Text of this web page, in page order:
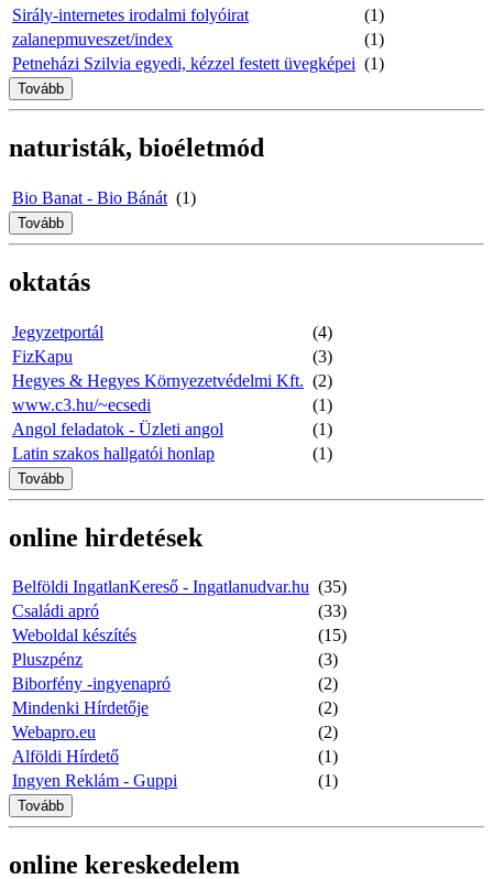
Sirály-internetes irodalmi folyóirat
(1)
zalanepmuveszet/index
(1)
Petneházi Szilvia egyedi, kézzel festett üvegképei (1)
Tovább
naturisták, bioéletmód
Bio Banat - Bio Bánát (1)
Tovább
oktatás
Jegyzetportál
(4)
FizKapu
(3)
Hegyes & Hegyes Környezetvédelmi Kft. (2)
www.c3.hu/~ecsedi
(1)
Angol feladatok - Üzleti angol
(1)
Latin szakos hallgatói honlap
(1)
Tovább
online hirdetések
Belföldi IngatlanKereső - Ingatlanudvar.hu (35)
Családi apró
(33)
Weboldal készítés
(15)
Pluszpénz
(3)
Biborfény -ingyenapró
(2)
Mindenki Hírdetője
(2)
Webapro.eu
(2)
Alföldi Hírdető
(1)
Ingyen Reklám - Guppi
(1)
Tovább
online kereskedelem